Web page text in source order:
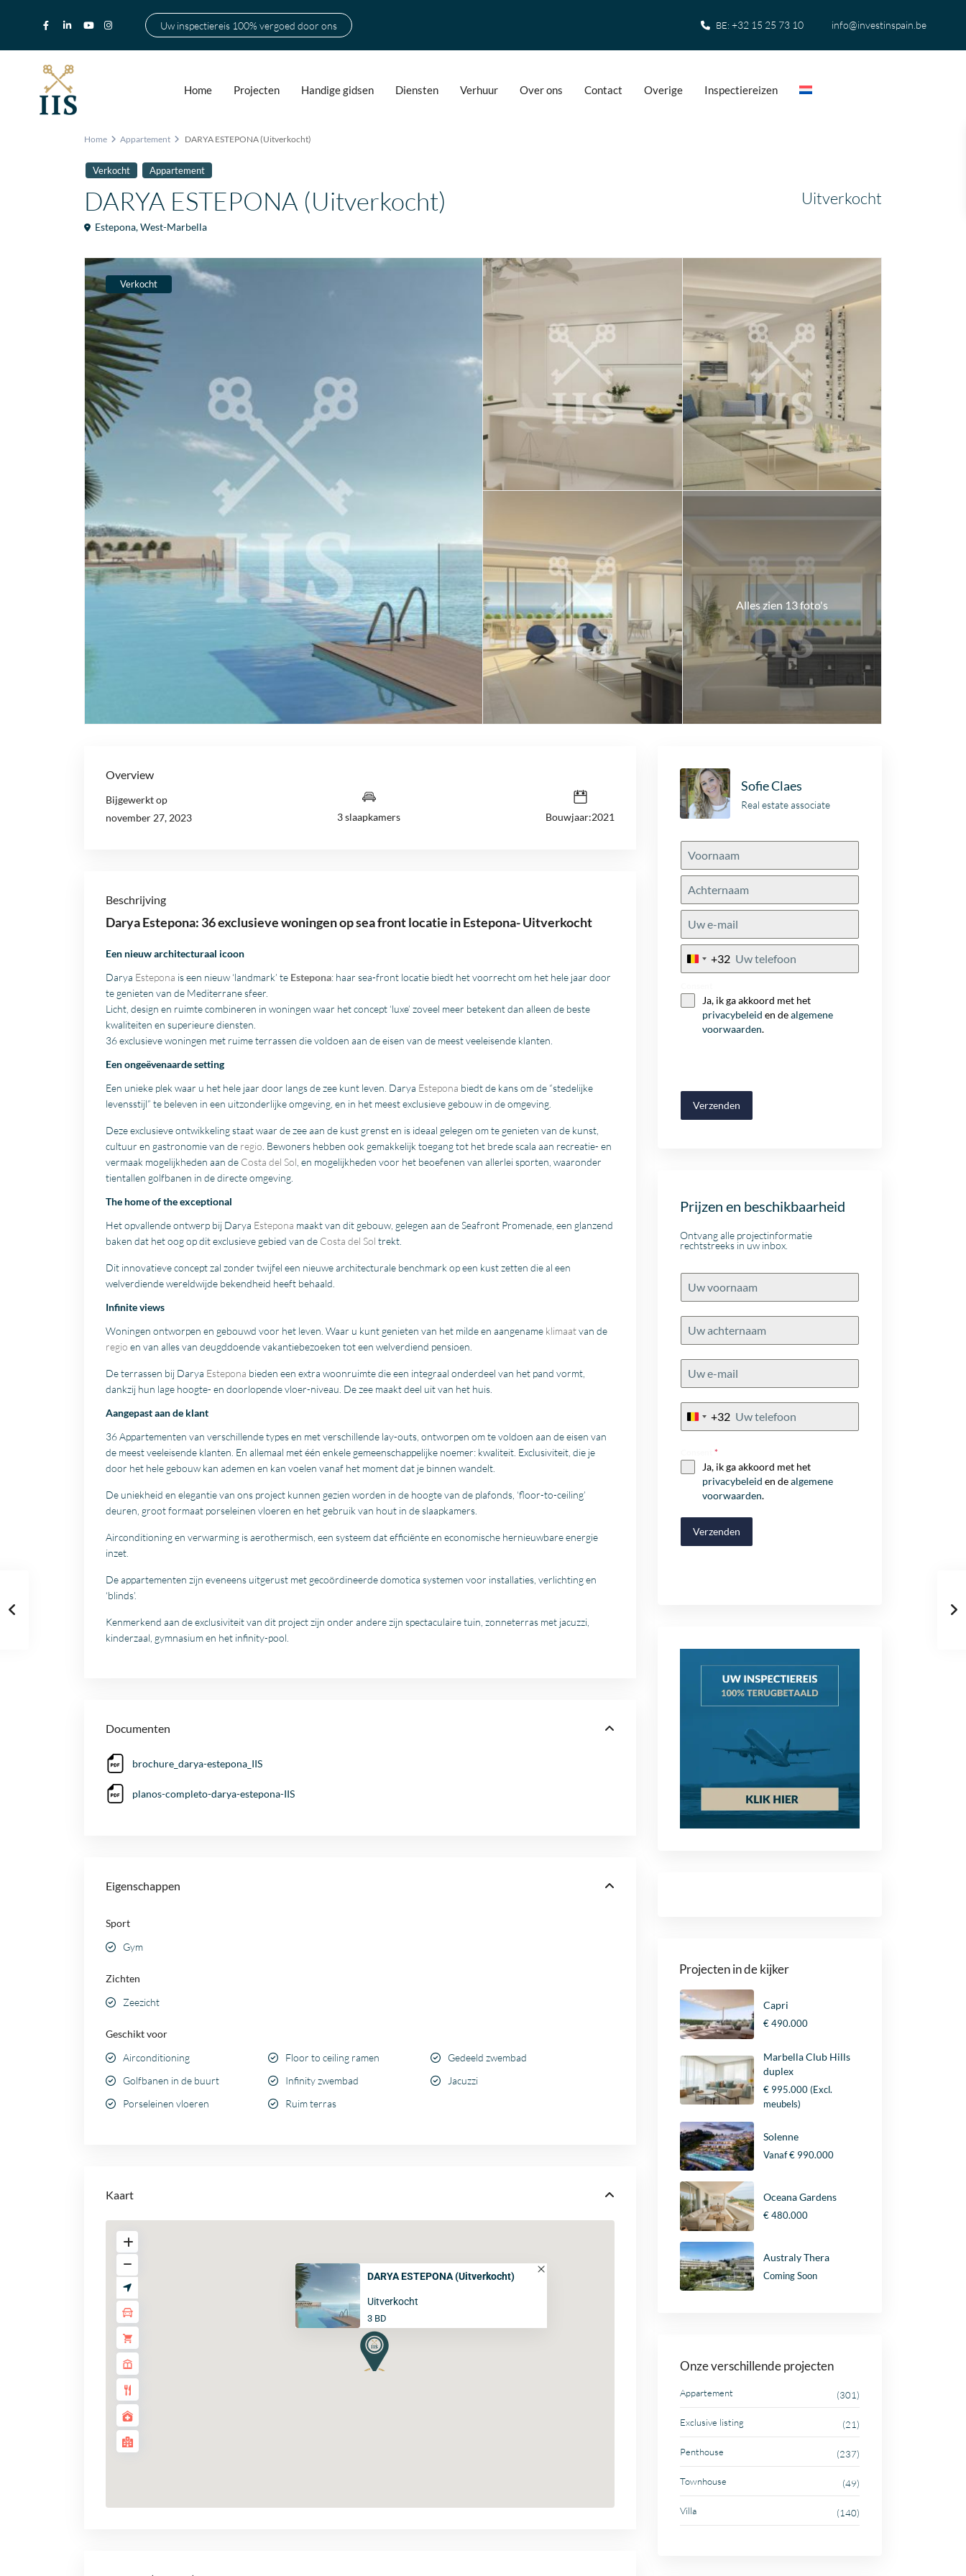
Uw inspectiereis 100% vergoed door ons BE:+32 15 25 73 10 info@investinspain.be
Home Projecten Handige gidsen Diensten Verhuur Over ons Contact Overige Inspectiereizen
Home Appartement DARYA ESTEPONA (Uitverkocht)
Verkocht Appartement
DARYA ESTEPONA (Uitverkocht) Uitverkocht
Estepona,West-Marbella
Verkocht
Alles zien 13 foto's
Overview
Bijgewerkt op
november 27, 2023
3 slaapkamers Bouwjaar:2021
Beschrijving
Darya Estepona: 36 exclusieve woningen op sea front locatie in Estepona- Uitverkocht
Een nieuw architecturaal icoon
Darya Estepona is een nieuw ‘landmark’ te Estepona: haar sea-front locatie biedt het voorrecht om het hele jaar door
te genieten van de Mediterrane sfeer.
Licht, design en ruimte combineren in woningen waar het concept ‘luxe’ zoveel meer betekent dan alleen de beste
kwaliteiten en superieure diensten.
36 exclusieve woningen met ruime terrassen die voldoen aan de eisen van de meest veeleisende klanten.
Een ongeëvenaarde setting
Een unieke plek waar u het hele jaar door langs de zee kunt leven. Darya Estepona biedt de kans om de “stedelijke
levensstijl” te beleven in een uitzonderlijke omgeving, en in het meest exclusieve gebouw in de omgeving.
Deze exclusieve ontwikkeling staat waar de zee aan de kust grenst en is ideaal gelegen om te genieten van de kunst,
cultuur en gastronomie van de regio . Bewoners hebben ook gemakkelijk toegang tot het brede scala aan recreatie- en
vermaak mogelijkheden aan de Costa del Sol , en mogelijkheden voor het beoefenen van allerlei sporten, waaronder
tientallen golfbanen in de directe omgeving.
The home of the exceptional
Het opvallende ontwerp bij Darya Estepona maakt van dit gebouw, gelegen aan de Seafront Promenade, een glanzend
baken dat het oog op dit exclusieve gebied van de Costa del Sol trekt.
Dit innovatieve concept zal zonder twijfel een nieuwe architecturale benchmark op een kust zetten die al een
welverdiende wereldwijde bekendheid heeft behaald.
Infinite views
Woningen ontworpen en gebouwd voor het leven. Waar u kunt genieten van het milde en aangename klimaatvan de
regio en van alles van deugddoende vakantiebezoeken tot een welverdiend pensioen.
De terrassen bij Darya Estepona bieden een extra woonruimte die een integraal onderdeel van het pand vormt,
dankzij hun lage hoogte- en doorlopende vloer-niveau. De zee maakt deel uit van het huis.
Aangepast aan de klant
36 Appartementen van verschillende types en met verschillende lay-outs, ontworpen om te voldoen aan de eisen van
de meest veeleisende klanten. En allemaal met één enkele gemeenschappelijke noemer: kwaliteit. Exclusiviteit, die je
door het hele gebouw kan ademen en kan voelen vanaf het moment dat je binnen wandelt.
De uniekheid en elegantie van ons project kunnen gezien worden in de hoogte van de plafonds, ‘floor-to-ceiling’
deuren, groot formaat porseleinen vloeren en het gebruik van hout in de slaapkamers.
Airconditioning en verwarming is aerothermisch, een systeem dat efficiënte en economische hernieuwbare energie
inzet.
De appartementen zijn eveneens uitgerust met gecoördineerde domotica systemen voor installaties, verlichting en
‘blinds’.
Kenmerkend aan de exclusiviteit van dit project zijn onder andere zijn spectaculaire tuin, zonneterras met jacuzzi,
kinderzaal, gymnasium en het infinity-pool.
Documenten
brochure_darya-estepona_IIS
planos-completo-darya-estepona-IIS
Eigenschappen
Sport
Gym
Zichten
Zeezicht
Geschikt voor
Airconditioning
Floor to ceiling ramen
Gedeeld zwembad
Golfbanen in de buurt
Infinity zwembad
Jacuzzi
Porseleinen vloeren
Ruim terras
Kaart
DARYA ESTEPONA (Uitverkocht)
Uitverkocht
3 BD
Sofie Claes
Real estate associate
Belgium
+32
Ja, ik ga akkoord met het
privacybeleid en dealgemene
voorwaarden.
Verzenden
Prijzen en beschikbaarheid
Ontvang alle projectinformatie
rechtstreeks in uw inbox.
Belgium
+32
*
Ja, ik ga akkoord met het
privacybeleid en dealgemene
voorwaarden.
Verzenden
Projecten in de kijker
Capri
€ 490.000
Marbella Club Hills
duplex
€ 995.000(Excl.
meubels)
Solenne
Vanaf€ 990.000
Oceana Gardens
€ 480.000
Australy Thera
Coming Soon
Onze verschillende projecten
Appartement (301)
Exclusive listing (21)
Penthouse (237)
Townhouse (49)
Villa (140)